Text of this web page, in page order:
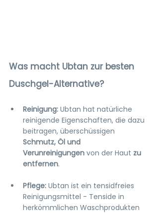
Was macht Ubtan zur besten
Duschgel-Alternative?
Reinigung: Ubtan hat natürliche
reinigende Eigenschaften, die dazu
beitragen, überschüssigen
Schmutz, Öl und
Verunreinigungen von der Haut zu
entfernen.
Pflege: Ubtan ist ein tensidfreies
Reinigungsmittel - Tenside in
herkömmlichen Waschprodukten